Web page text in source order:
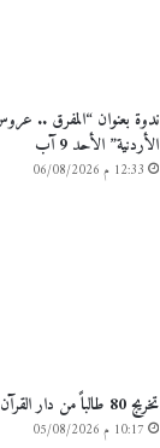
ندوة بعنوان “المفرق .. عروس
الأردنية” الأحد 9 آب
12:33 م 06/08/2026
تخريج 80 طالباً من دار القرآن الكريم في الزرقاء
10:17 م 05/08/2026